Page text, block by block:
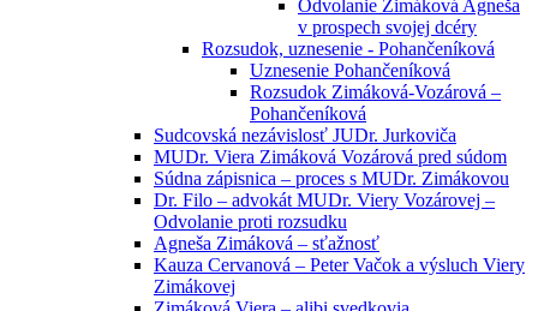
Odvolanie Zimáková Agneša
v prospech svojej dcéry
Rozsudok, uznesenie - Pohančeníková
Uznesenie Pohančeníková
Rozsudok Zimáková-Vozárová –
Pohančeníková
Sudcovská nezávislosť JUDr. Jurkoviča
MUDr. Viera Zimáková Vozárová pred súdom
Súdna zápisnica – proces s MUDr. Zimákovou
Dr. Filo – advokát MUDr. Viery Vozárovej –
Odvolanie proti rozsudku
Agneša Zimáková – sťažnosť
Kauza Cervanová – Peter Vačok a výsluch Viery
Zimákovej